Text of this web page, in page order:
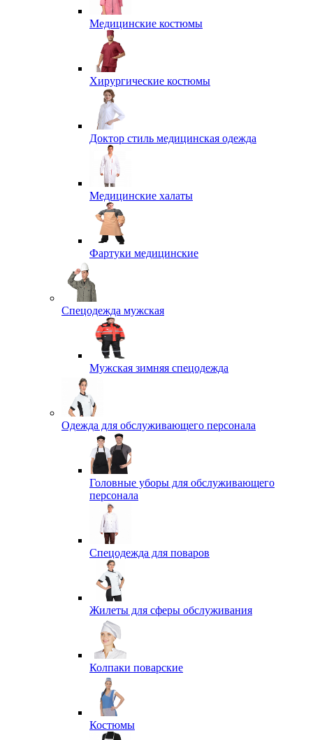
Медицинские костюмы
Хирургические костюмы
Доктор стиль медицинская одежда
Медицинские халаты
Фартуки медицинские
Спецодежда мужская
Мужская зимняя спецодежда
Одежда для обслуживающего персонала
Головные уборы для обслуживающего
персонала
Спецодежда для поваров
Жилеты для сферы обслуживания
Колпаки поварские
Костюмы